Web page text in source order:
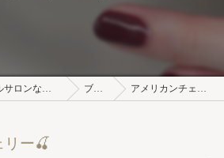
富山県富山市のネイルサロンならNail REVE ブログ アメリカンチェリー🍒⁡
ー🍒⁡